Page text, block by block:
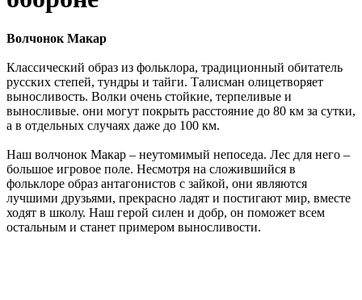
Волчонок Макар
Классический образ из фольклора, традиционный обитатель
русских степей, тундры и тайги. Талисман олицетворяет
выносливость. Волки очень стойкие, терпеливые и
выносливые. они могут покрыть расстояние до 80 км за сутки,
а в отдельных случаях даже до 100 км.
Наш волчонок Макар – неутомимый непоседа. Лес для него –
большое игровое поле. Несмотря на сложившийся в
фольклоре образ антагонистов с зайкой, они являются
лучшими друзьями, прекрасно ладят и постигают мир, вместе
ходят в школу. Наш герой силен и добр, он поможет всем
остальным и станет примером выносливости.